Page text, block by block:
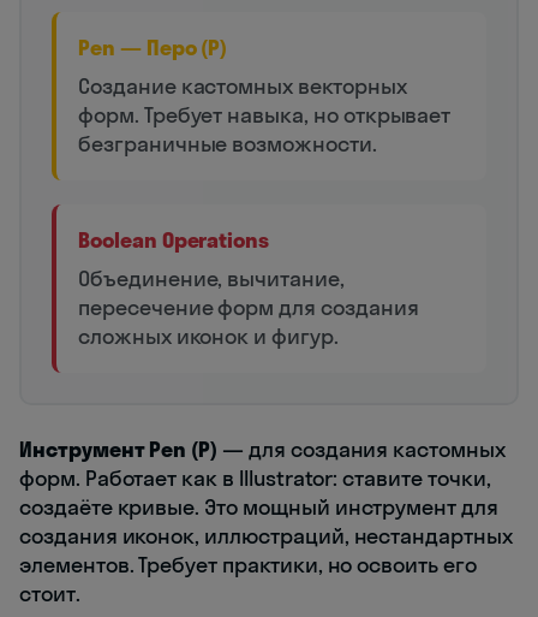
Pen — Перо (P)
Создание кастомных векторных
форм. Требует навыка, но открывает
безграничные возможности.
Boolean Operations
Объединение, вычитание,
пересечение форм для создания
сложных иконок и фигур.
Инструмент Pen (P) — для создания кастомных
форм. Работает как в Illustrator: ставите точки,
создаёте кривые. Это мощный инструмент для
создания иконок, иллюстраций, нестандартных
элементов. Требует практики, но освоить его
стоит.